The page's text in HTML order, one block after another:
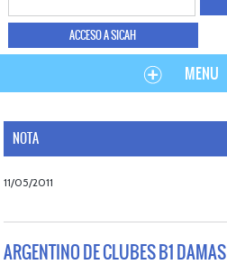
ACCESO A SICAH
MENU
NOTA
11/05/2011
ARGENTINO DE CLUBES B1 DAMAS